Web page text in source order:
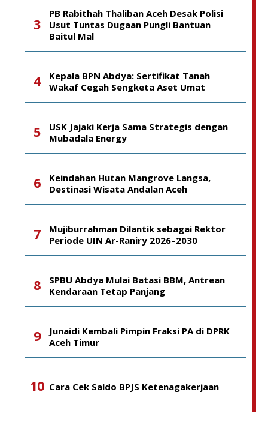
PB Rabithah Thaliban Aceh Desak Polisi
Usut Tuntas Dugaan Pungli Bantuan
Baitul Mal
Kepala BPN Abdya: Sertifikat Tanah
Wakaf Cegah Sengketa Aset Umat
USK Jajaki Kerja Sama Strategis dengan
Mubadala Energy
Keindahan Hutan Mangrove Langsa,
Destinasi Wisata Andalan Aceh
Mujiburrahman Dilantik sebagai Rektor
Periode UIN Ar-Raniry 2026–2030
SPBU Abdya Mulai Batasi BBM, Antrean
Kendaraan Tetap Panjang
Junaidi Kembali Pimpin Fraksi PA di DPRK
Aceh Timur
Cara Cek Saldo BPJS Ketenagakerjaan